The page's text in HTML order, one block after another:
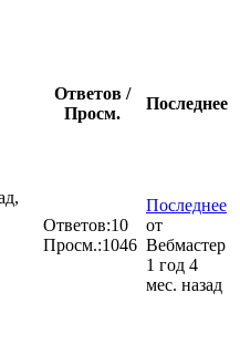
Ответов /
Просм.
Последнее
Ответов:10
Просм.:1046
Последнее
от
Вебмастер
1 год 4
мес. назад